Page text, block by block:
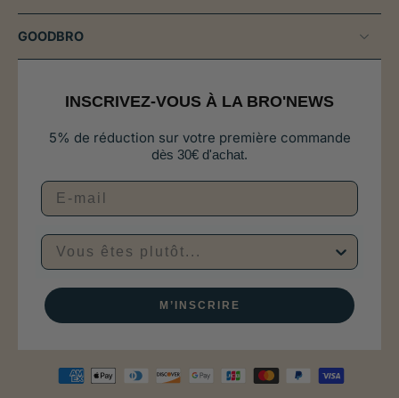
GOODBRO
INSCRIVEZ-VOUS À LA BRO'NEWS
5% de réduction sur votre première commande
dès 30€ d'achat.
Vous êtes plutôt...
M’INSCRIRE